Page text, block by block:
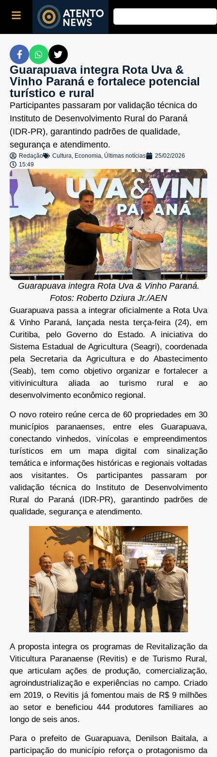
Guarapuava integra Rota Uva &
Vinho Paraná e fortalece potencial
turístico e rural
Participantes passaram por validação técnica do
Instituto de Desenvolvimento Rural do Paraná
(IDR-PR), garantindo padrões de qualidade,
segurança e atendimento.
Redação Cultura, Economia, Últimas notícias
25/02/2026
15:49
Guarapuava integra Rota Uva & Vinho Paraná.
Fotos: Roberto Dziura Jr./AEN
Guarapuava passa a integrar oficialmente a Rota Uva
& Vinho Paraná, lançada nesta terça-feira (24), em
Curitiba, pelo Governo do Estado. A iniciativa do
Sistema Estadual de Agricultura (Seagri), coordenada
pela Secretaria da Agricultura e do Abastecimento
(Seab), tem como objetivo organizar e fortalecer a
vitivinicultura aliada ao turismo rural e ao
desenvolvimento econômico regional.
O novo roteiro reúne cerca de 60 propriedades em 30
municípios paranaenses, entre eles Guarapuava,
conectando vinhedos, vinícolas e empreendimentos
turísticos em um mapa digital com sinalização
temática e informações históricas e regionais voltadas
aos visitantes. Os participantes passaram por
validação técnica do Instituto de Desenvolvimento
Rural do Paraná (IDR-PR), garantindo padrões de
qualidade, segurança e atendimento.
A proposta integra os programas de Revitalização da
Viticultura Paranaense (Revitis) e de Turismo Rural,
que articulam ações de produção, comercialização,
agroindustrialização e experiências no campo. Criado
em 2019, o Revitis já fomentou mais de R$ 9 milhões
ao setor e beneficiou 444 produtores familiares ao
longo de seis anos.
Para o prefeito de Guarapuava, Denilson Baitala, a
participação do município reforça o protagonismo da